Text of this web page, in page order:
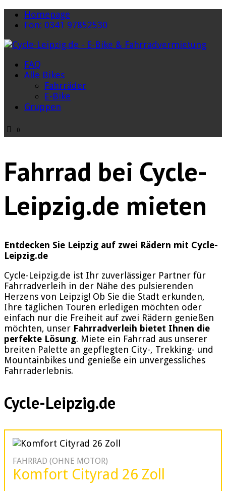
Homepage
Fon: 0341 97852530
FAQ
Alle Bikes
Fahrräder
E-Bike
Gruppen
0
Fahrrad bei Cycle-
Leipzig.de mieten
Entdecken Sie Leipzig auf zwei Rädern mit Cycle-
Leipzig.de
Cycle-Leipzig.de ist Ihr zuverlässiger Partner für
Fahrradverleih in der Nähe des pulsierenden
Herzens von Leipzig! Ob Sie die Stadt erkunden,
Ihre täglichen Touren erledigen möchten oder
einfach nur die Freiheit auf zwei Rädern genießen
möchten, unser Fahrradverleih bietet Ihnen die
perfekte Lösung. Miete ein Fahrrad aus unserer
breiten Palette an gepflegten City-, Trekking- und
Mountainbikes und genieße ein unvergessliches
Fahrraderlebnis.
Cycle-Leipzig.de
FAHRRAD (OHNE MOTOR)
Komfort Cityrad 26 Zoll